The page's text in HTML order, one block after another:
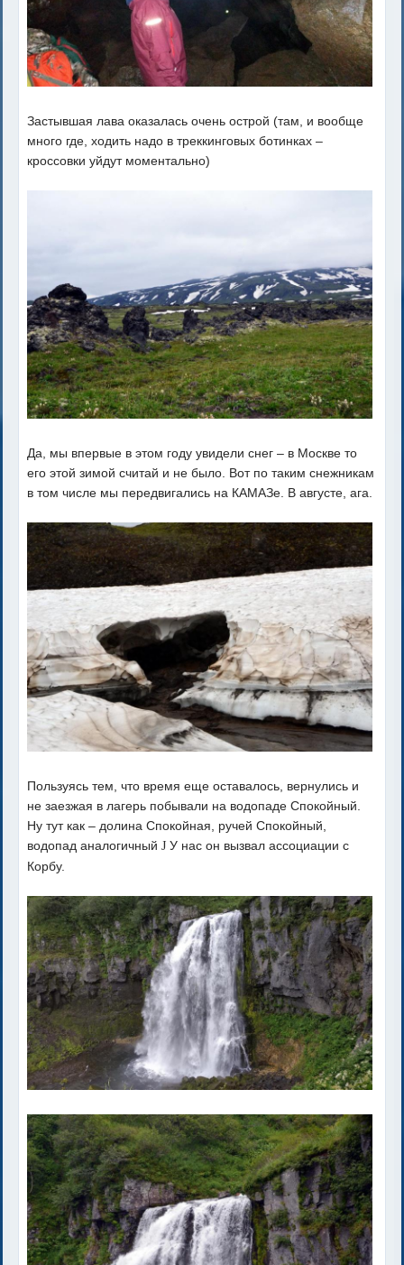
Застывшая лава оказалась очень острой (там, и вообще
много где, ходить надо в треккинговых ботинках –
кроссовки уйдут моментально)
Да, мы впервые в этом году увидели снег – в Москве то
его этой зимой считай и не было. Вот по таким снежникам
в том числе мы передвигались на КАМАЗе. В августе, ага.
Пользуясь тем, что время еще оставалось, вернулись и
не заезжая в лагерь побывали на водопаде Спокойный.
Ну тут как – долина Спокойная, ручей Спокойный,
водопад аналогичныйJ У нас он вызвал ассоциации с
Корбу.